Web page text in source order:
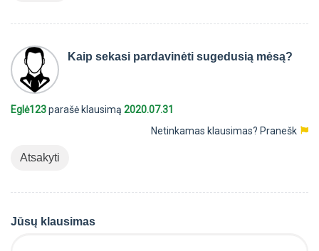
Kaip sekasi pardavinėti sugedusią mėsą?
Eglė123parašė klausimą 2020.07.31
Netinkamas klausimas? Pranešk
Atsakyti
Jūsų klausimas